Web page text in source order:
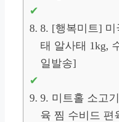
8. [행복미트]
태 알사태 1kg,
일발송]
9. 미트홀 소고
육 찜 수비드 편